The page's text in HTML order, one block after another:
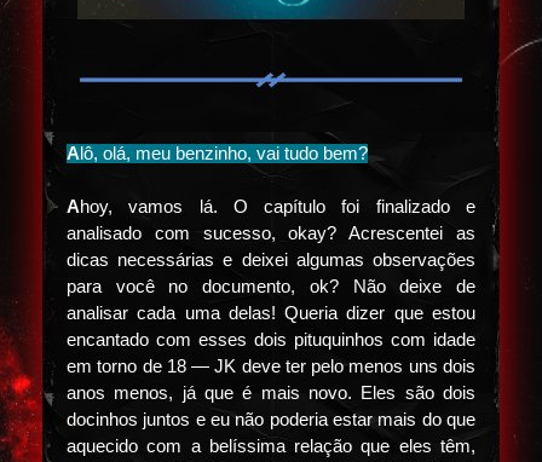
A lô, olá, meu benzinho, vai tudo bem?
Ahoy, vamos lá. O capítulo foi finalizado e
analisado com sucesso, okay? Acrescentei as
dicas necessárias e deixei algumas observações
para você no documento, ok? Não deixe de
analisar cada uma delas! Queria dizer que estou
encantado com esses dois pituquinhos com idade
em torno de 18 — JK deve ter pelo menos uns dois
anos menos, já que é mais novo. Eles são dois
docinhos juntos e eu não poderia estar mais do que
aquecido com a belíssima relação que eles têm,